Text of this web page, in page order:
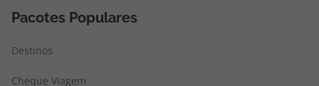
Pacotes Populares
Destinos
Cheque Viagem